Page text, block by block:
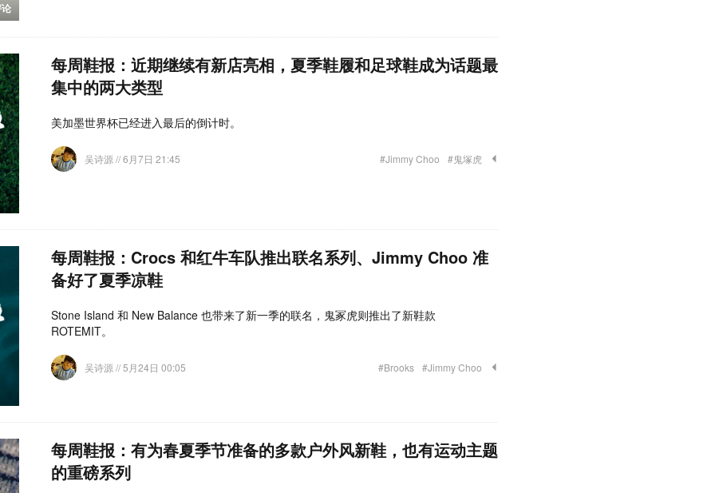
每周鞋报：近期继续有新店亮相，夏季鞋履和足球鞋成为话题最
集中的两大类型
美加墨世界杯已经进入最后的倒计时。
吴诗源 // 6月7日 21:45 #Jimmy Choo #鬼塚虎
每周鞋报：Crocs 和红牛车队推出联名系列、Jimmy Choo 准
备好了夏季凉鞋
Stone Island 和 New Balance 也带来了新一季的联名，鬼冢虎则推出了新鞋款
ROTEMIT。
吴诗源 // 5月24日 00:05 #Brooks #Jimmy Choo
每周鞋报：有为春夏季节准备的多款户外风新鞋，也有运动主题
的重磅系列